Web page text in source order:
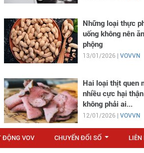
Những loại thực
uống không nên
phộng
13/01/2026 | VOVVN
Hai loại thịt quen
nhiều cực hại
không phải ai...
12/01/2026 | VOVVN
ĐỘNG VOV CHUYỂN ĐỔI SỐ LIÊN